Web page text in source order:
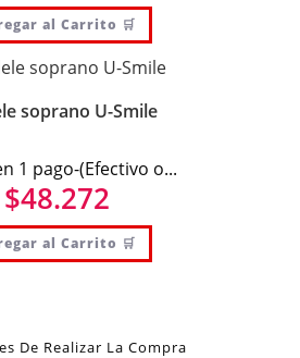
al Carrito 🛒
soprano U-Smile
1 pago-(Efectivo o...
$48.272
al Carrito 🛒
De Realizar La Compra